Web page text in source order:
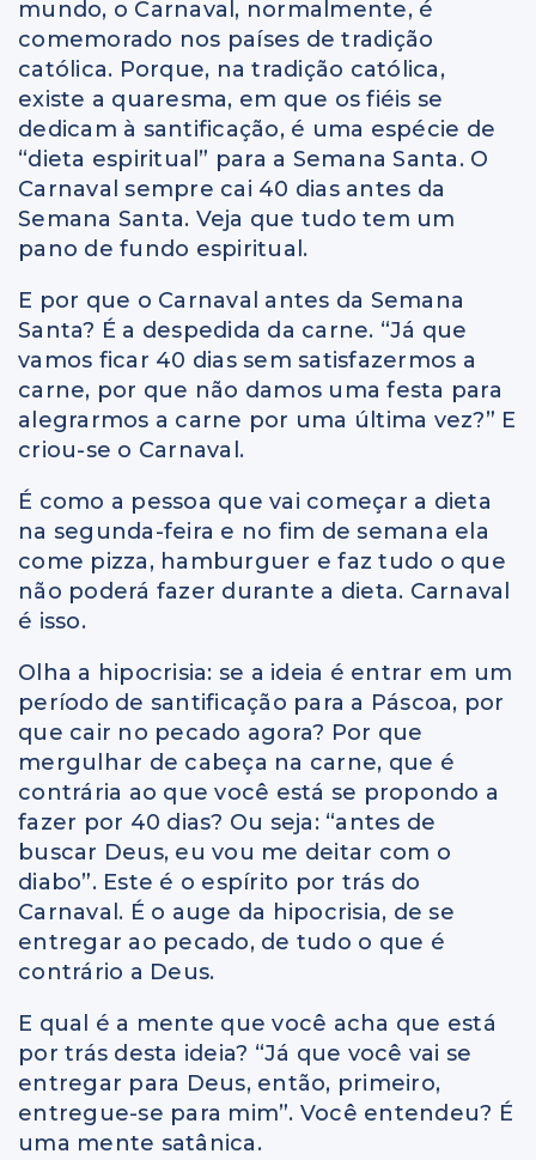
mundo, o Carnaval, normalmente, é
comemorado nos países de tradição
católica. Porque, na tradição católica,
existe a quaresma, em que os fiéis se
dedicam à santificação, é uma espécie de
“dieta espiritual” para a Semana Santa. O
Carnaval sempre cai 40 dias antes da
Semana Santa. Veja que tudo tem um
pano de fundo espiritual.
E por que o Carnaval antes da Semana
Santa? É a despedida da carne. “Já que
vamos ficar 40 dias sem satisfazermos a
carne, por que não damos uma festa para
alegrarmos a carne por uma última vez?” E
criou-se o Carnaval.
É como a pessoa que vai começar a dieta
na segunda-feira e no fim de semana ela
come pizza, hamburguer e faz tudo o que
não poderá fazer durante a dieta. Carnaval
é isso.
Olha a hipocrisia: se a ideia é entrar em um
período de santificação para a Páscoa, por
que cair no pecado agora? Por que
mergulhar de cabeça na carne, que é
contrária ao que você está se propondo a
fazer por 40 dias? Ou seja: “antes de
buscar Deus, eu vou me deitar com o
diabo”. Este é o espírito por trás do
Carnaval. É o auge da hipocrisia, de se
entregar ao pecado, de tudo o que é
contrário a Deus.
E qual é a mente que você acha que está
por trás desta ideia? “Já que você vai se
entregar para Deus, então, primeiro,
entregue-se para mim”. Você entendeu? É
uma mente satânica.